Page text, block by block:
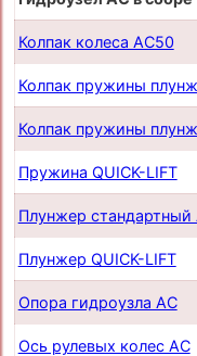
Колпак колеса AC50
Колпак пружины
Колпак пружины
Пружина QUICK-LIFT
Плунжер стандартный
Плунжер QUICK-LIFT
Опора гидроузла AC
Ось рулевых колес AC